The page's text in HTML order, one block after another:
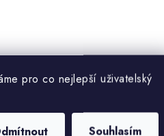
pro co nejlepší uživatelský
Souhlasím